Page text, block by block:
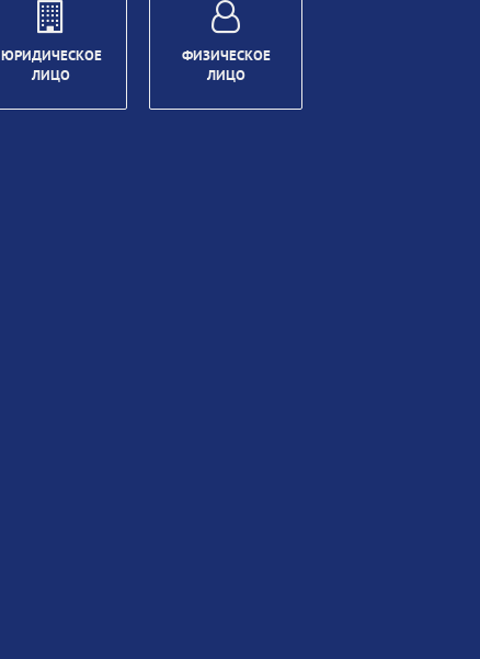
ЮРИДИЧЕСКОЕ
ЛИЦО
ФИЗИЧЕСКОЕ
ЛИЦО